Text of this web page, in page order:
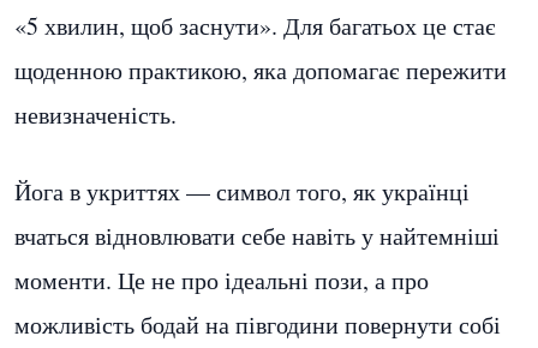
«5 хвилин, щоб заснути». Для багатьох це стає
щоденною практикою, яка допомагає пережити
невизначеність.
Йога в укриттях — символ того, як українці
вчаться відновлювати себе навіть у найтемніші
моменти. Це не про ідеальні пози, а про
можливість бодай на півгодини повернути собі